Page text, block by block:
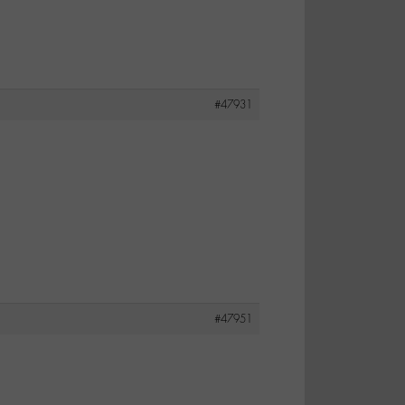
#47931
#47951